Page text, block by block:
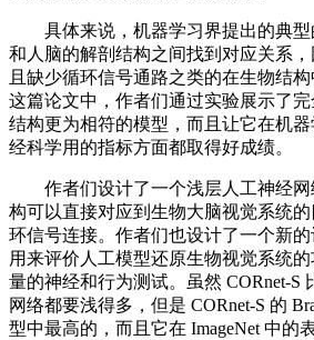
具体来说，机器学习界提出的典型
和人脑的解剖结构之间找到对应关系
且缺少循环信号通路之类的在生物结
这篇论文中，作者们通过实验展示了
结构更为相符的模型，而且让它在机
经科学用的指标方面都取得好成绩。
作者们设计了一个浅层人工神经网
构可以直接对应到生物大脑视觉系统
环信号连接。作者们也设计了一个新的
用来评价人工模型还原生物视觉系统
量的神经和行为测试。虽然 CORnet-S
网络都要浅得多，但是 CORnet-S 的
型中最高的，而且它在 ImageNet 中的